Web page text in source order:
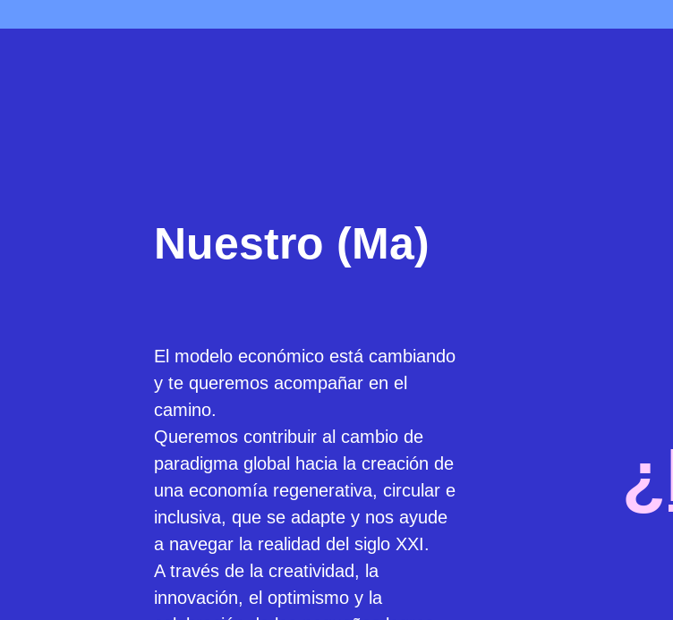
Nuestro (Ma)
El modelo económico está cambiando
y te queremos acompañar en el
camino.
Queremos contribuir al cambio de
paradigma global hacia la creación de
una economía regenerativa, circular e
inclusiva, que se adapte y nos ayude
a navegar la realidad del siglo XXI.
A través de la creatividad, la
innovación, el optimismo y la